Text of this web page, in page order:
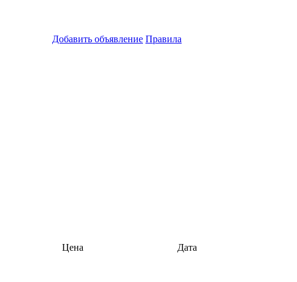
Добавить объявление Правила
Цена Дата